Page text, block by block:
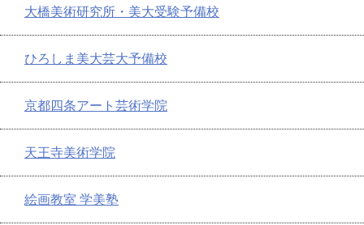
大橋美術研究所・美大受験予備校
ひろしま美大芸大予備校
京都四条アート芸術学院
天王寺美術学院
絵画教室 学美塾